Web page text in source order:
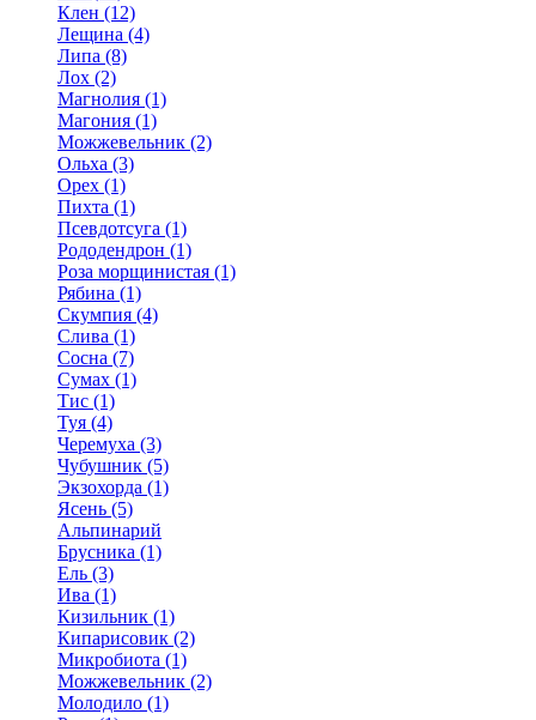
Клен (12)
Лещина (4)
Липа (8)
Лох (2)
Магнолия (1)
Магония (1)
Можжевельник (2)
Ольха (3)
Орех (1)
Пихта (1)
Псевдотсуга (1)
Рододендрон (1)
Роза морщинистая (1)
Рябина (1)
Скумпия (4)
Слива (1)
Сосна (7)
Сумах (1)
Тис (1)
Туя (4)
Черемуха (3)
Чубушник (5)
Экзохорда (1)
Ясень (5)
Альпинарий
Брусника (1)
Ель (3)
Ива (1)
Кизильник (1)
Кипарисовик (2)
Микробиота (1)
Можжевельник (2)
Молодило (1)